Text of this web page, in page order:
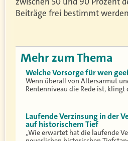
Beiträge frei bestimmt
Mehr zum Thema
Welche Vorsorge für wen
Wenn überall von Altersarmut
Rentenniveau die Rede ist,
Laufende Verzinsung in der
auf historischem Tief
„Wie erwartet hat die laufende